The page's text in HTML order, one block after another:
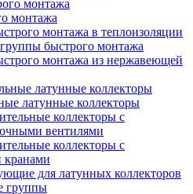
монтажа
монтажа в теплоизоляции
быстрого монтажа
монтажа из нержавеющей
латунные коллекторы
коллекторы с
вентилями
коллекторы с
для латунных коллекторов